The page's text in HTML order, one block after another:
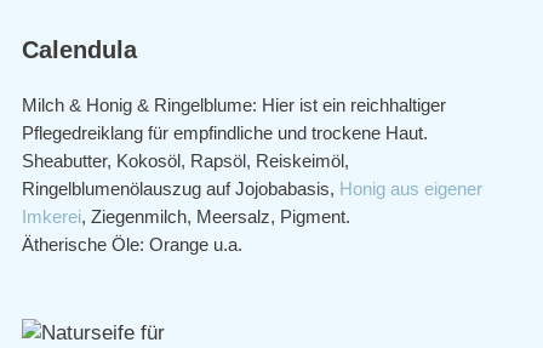
Calendula
Milch & Honig & Ringelblume: Hier ist ein reichhaltiger
Pflegedreiklang für empfindliche und trockene Haut.
Sheabutter, Kokosöl, Rapsöl, Reiskeimöl,
Ringelblumenölauszug auf Jojobabasis, Honig aus eigener
Imkerei, Ziegenmilch, Meersalz, Pigment.
Ätherische Öle: Orange u.a.